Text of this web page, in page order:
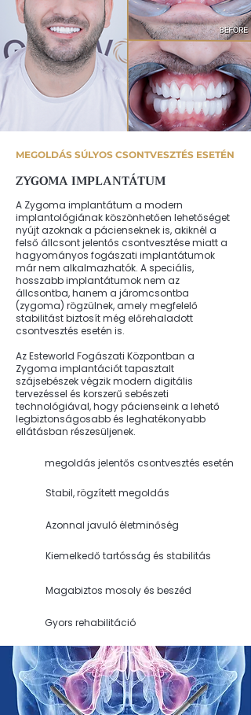
MEGOLDÁS SÚLYOS CSONTVESZTÉS ESETÉN
ZYGOMA IMPLANTÁTUM
A Zygoma implantátum a modern
implantológiának köszönhetően lehetőséget
nyújt azoknak a pácienseknek is, akiknél a
felső állcsont jelentős csontvesztése miatt a
hagyományos fogászati implantátumok
már nem alkalmazhatók. A speciális,
hosszabb implantátumok nem az
állcsontba, hanem a járomcsontba
(zygoma) rögzülnek, amely megfelelő
stabilitást biztosít még előrehaladott
csontvesztés esetén is.
Az Esteworld Fogászati Központban a
Zygoma implantációt tapasztalt
szájsebészek végzik modern digitális
tervezéssel és korszerű sebészeti
technológiával, hogy pácienseink a lehető
legbiztonságosabb és leghatékonyabb
ellátásban részesüljenek.
megoldás jelentős csontvesztés esetén
Stabil, rögzített megoldás
Azonnal javuló életminőség
Kiemelkedő tartósság és stabilitás
Magabiztos mosoly és beszéd
Gyors rehabilitáció